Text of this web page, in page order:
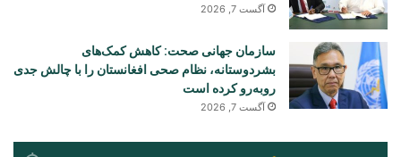
آگست 7, 2026
سازمان جهانی صحت: کاهش کمک‌های
بشردوستانه، نظام صحی افغانستان را با چالش جدی
روبه‌رو کرده است
آگست 7, 2026